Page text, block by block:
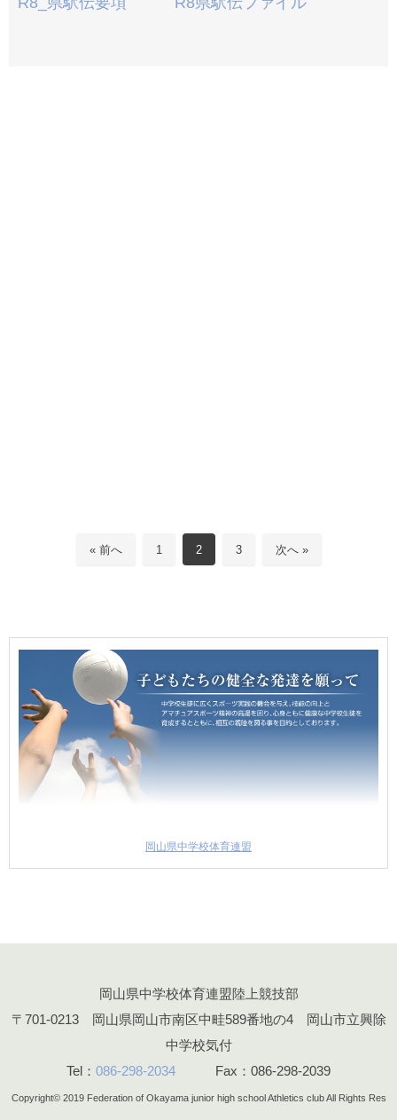
« 前へ 1 2 3 次へ »
岡山県中学校体育連盟
岡山県中学校体育連盟陸上競技部
〒701-0213 岡山県岡山市南区中畦589番地の4 岡山市立興除
中学校気付
Tel： 086-298-2034 Fax：086-298-2039
Copyright© 2019Federation of Okayama junior high school Athletics club All Rights Res